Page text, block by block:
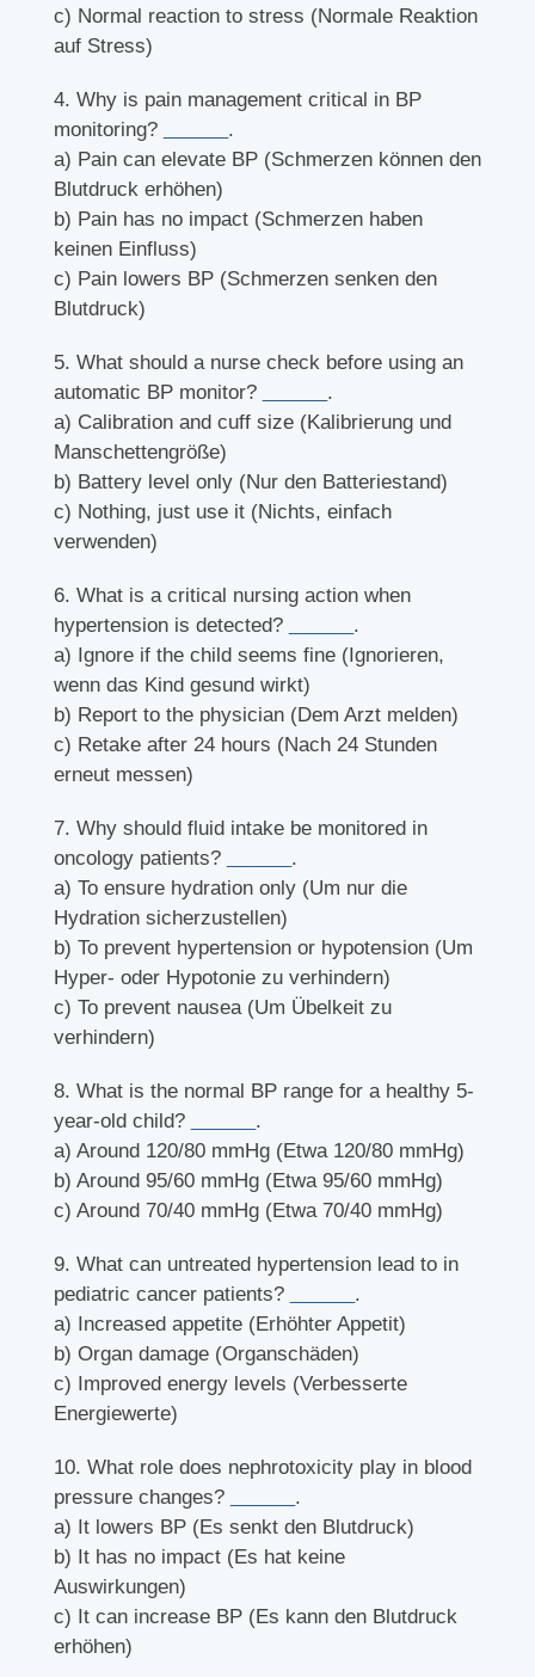
c) Normal reaction to stress (Normale Reaktion
auf Stress)
4. Why is pain management critical in BP
monitoring?
.
a) Pain can elevate BP (Schmerzen können den
Blutdruck erhöhen)
b) Pain has no impact (Schmerzen haben
keinen Einfluss)
c) Pain lowers BP (Schmerzen senken den
Blutdruck)
5. What should a nurse check before using an
automatic BP monitor?
.
a) Calibration and cuff size (Kalibrierung und
Manschettengröße)
b) Battery level only (Nur den Batteriestand)
c) Nothing, just use it (Nichts, einfach
verwenden)
6. What is a critical nursing action when
hypertension is detected?
.
a) Ignore if the child seems fine (Ignorieren,
wenn das Kind gesund wirkt)
b) Report to the physician (Dem Arzt melden)
c) Retake after 24 hours (Nach 24 Stunden
erneut messen)
7. Why should fluid intake be monitored in
oncology patients?
.
a) To ensure hydration only (Um nur die
Hydration sicherzustellen)
b) To prevent hypertension or hypotension (Um
Hyper- oder Hypotonie zu verhindern)
c) To prevent nausea (Um Übelkeit zu
verhindern)
8. What is the normal BP range for a healthy 5-
year-old child?
.
a) Around 120/80 mmHg (Etwa 120/80 mmHg)
b) Around 95/60 mmHg (Etwa 95/60 mmHg)
c) Around 70/40 mmHg (Etwa 70/40 mmHg)
9. What can untreated hypertension lead to in
pediatric cancer patients?
.
a) Increased appetite (Erhöhter Appetit)
b) Organ damage (Organschäden)
c) Improved energy levels (Verbesserte
Energiewerte)
10. What role does nephrotoxicity play in blood
pressure changes?
.
a) It lowers BP (Es senkt den Blutdruck)
b) It has no impact (Es hat keine
Auswirkungen)
c) It can increase BP (Es kann den Blutdruck
erhöhen)